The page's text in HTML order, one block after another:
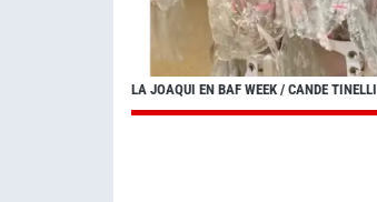
LA JOAQUI EN BAF WEEK / CANDE TINELLI